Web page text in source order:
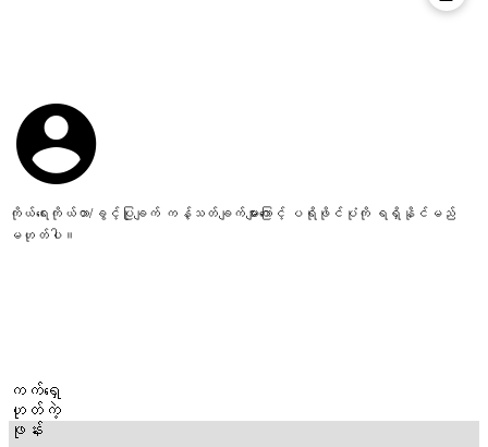
ကိုယ်ရေးကိုယ်တာ/ခွင့်ပြုချက် ကန့်သတ်ချက်များကြောင့် ပရိုဖိုင်ပုံကို ရရှိနိုင်မည်
မဟုတ်ပါ။
ကက်ရှေ
ဟုတ်ကဲ့
ဖုန်း